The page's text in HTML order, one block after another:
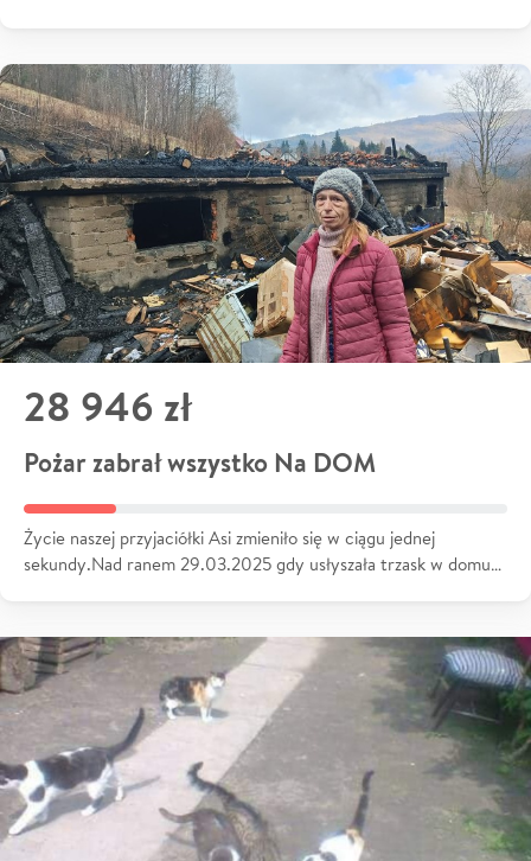
28 946 zł
Pożar zabrał wszystko Na DOM
Życie naszej przyjaciółki Asi zmieniło się w ciągu jednej
sekundy.Nad ranem 29.03.2025 gdy usłyszała trzask w domu…